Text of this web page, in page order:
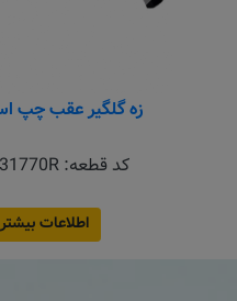
زه گلگیر عقب چپ
کد قطعه:
اطلاعات بیشتر